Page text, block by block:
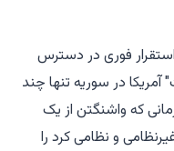
فوری در دسترس
در سوریه تنها چند
که واشنگتن از یک
و نظامی کرد را